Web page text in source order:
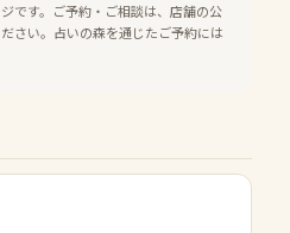
です。ご予約・ご相談は、店舗の公
さい。占いの森を通じたご予約には